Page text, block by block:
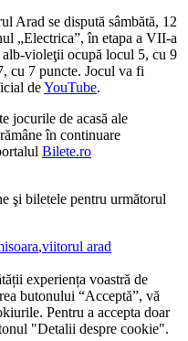
Arad se dispută sâmbătă, 12
„Electrica”, în etapa a VII-a
violeţii ocupă locul 5, cu 9
cu 7 puncte. Jocul va fi
deYouTube.
jocurile de acasă ale
în continuare
Bilete.ro
şi biletele pentru următorul
,viitorul arad
experiența voastră de
butonului “Acceptă”, vă
Pentru a accepta doar
"Detalii despre cookie".